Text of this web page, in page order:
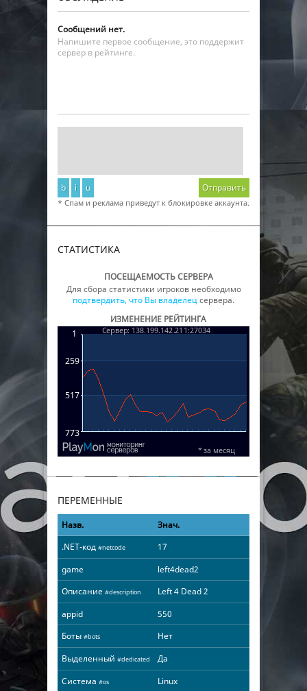
Сообщений нет.
Напишите первое сообщение, это поддержит
сервер в рейтинге.
b i u Отправить
* Спам и реклама приведут к блокировке аккаунта.
СТАТИСТИКА
ПОСЕЩАЕМОСТЬ СЕРВЕРА
Для сбора статистики игроков необходимо
подтвердить, что Вы владелецсервера.
ИЗМЕНЕНИЕ РЕЙТИНГА
ПЕРЕМЕННЫЕ
Назв.
Знач.
.NET-код #netcode
17
game
left4dead2
Описание #description
Left 4 Dead 2
appid
550
Боты #bots
Нет
Выделенный #dedicated
Да
Система #os
Linux